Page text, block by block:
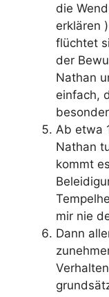
die
erklären
flüchtet
der
Nathan
einfach,
Ab etwa
Nathan
kommt
mir nie
Dann